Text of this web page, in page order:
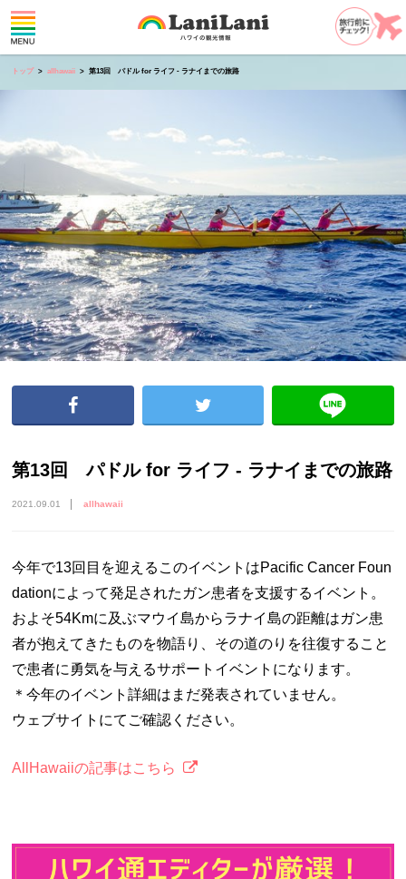
トップ allhawaii 第13回 パドル for ライフ - ラナイまでの旅路
第13回 パドル for ライフ - ラナイまでの旅路
2021.09.01 allhawaii
今年で13回目を迎えるこのイベントはPacific Cancer Foun
dationによって発足されたガン患者を支援するイベント。
およそ54Kmに及ぶマウイ島からラナイ島の距離はガン患
者が抱えてきたものを物語り、その道のりを往復すること
で患者に勇気を与えるサポートイベントになります。
＊今年のイベント詳細はまだ発表されていません。
ウェブサイトにてご確認ください。
AllHawaiiの記事はこちら